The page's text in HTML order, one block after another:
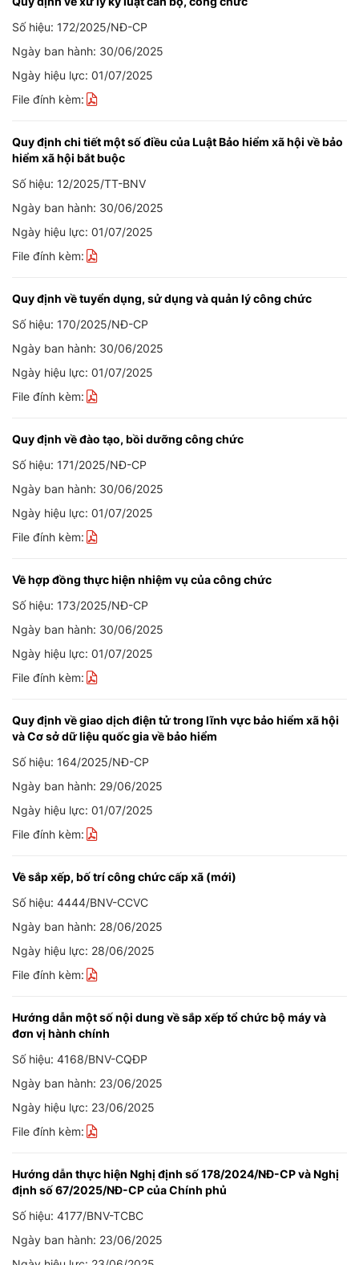
Số hiệu: 172/2025/NĐ-CP
Ngày ban hành: 30/06/2025
Ngày hiệu lực: 01/07/2025
File đính kèm:
Quy định chi tiết một số điều của Luật Bảo hiểm xã hội về bảo
hiểm xã hội bắt buộc
Số hiệu: 12/2025/TT-BNV
Ngày ban hành: 30/06/2025
Ngày hiệu lực: 01/07/2025
File đính kèm:
Quy định về tuyển dụng, sử dụng và quản lý công chức
Số hiệu: 170/2025/NĐ-CP
Ngày ban hành: 30/06/2025
Ngày hiệu lực: 01/07/2025
File đính kèm:
Quy định về đào tạo, bồi dưỡng công chức
Số hiệu: 171/2025/NĐ-CP
Ngày ban hành: 30/06/2025
Ngày hiệu lực: 01/07/2025
File đính kèm:
Về hợp đồng thực hiện nhiệm vụ của công chức
Số hiệu: 173/2025/NĐ-CP
Ngày ban hành: 30/06/2025
Ngày hiệu lực: 01/07/2025
File đính kèm:
Quy định về giao dịch điện tử trong lĩnh vực bảo hiểm xã hội
và Cơ sở dữ liệu quốc gia về bảo hiểm
Số hiệu: 164/2025/NĐ-CP
Ngày ban hành: 29/06/2025
Ngày hiệu lực: 01/07/2025
File đính kèm:
Về sắp xếp, bố trí công chức cấp xã (mới)
Số hiệu: 4444/BNV-CCVC
Ngày ban hành: 28/06/2025
Ngày hiệu lực: 28/06/2025
File đính kèm:
Hướng dẫn một số nội dung về sắp xếp tổ chức bộ máy và
đơn vị hành chính
Số hiệu: 4168/BNV-CQĐP
Ngày ban hành: 23/06/2025
Ngày hiệu lực: 23/06/2025
File đính kèm:
Hướng dẫn thực hiện Nghị định số 178/2024/NĐ-CP và Nghị
định số 67/2025/NĐ-CP của Chính phủ
Số hiệu: 4177/BNV-TCBC
Ngày ban hành: 23/06/2025